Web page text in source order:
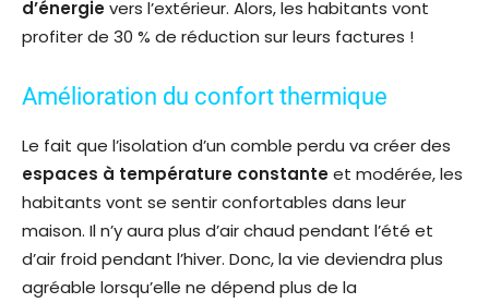
d’énergievers l’extérieur. Alors, les habitants vont
profiter de 30 % de réduction sur leurs factures !
Amélioration du confort thermique
Le fait que l’isolation d’un comble perdu va créer des
espaces à température constanteet modérée, les
habitants vont se sentir confortables dans leur
maison. Il n’y aura plus d’air chaud pendant l’été et
d’air froid pendant l’hiver. Donc, la vie deviendra plus
agréable lorsqu’elle ne dépend plus de la